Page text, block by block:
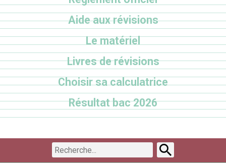
Aide aux révisions
Le matériel
Livres de révisions
Choisir sa calculatrice
Résultat bac 2026